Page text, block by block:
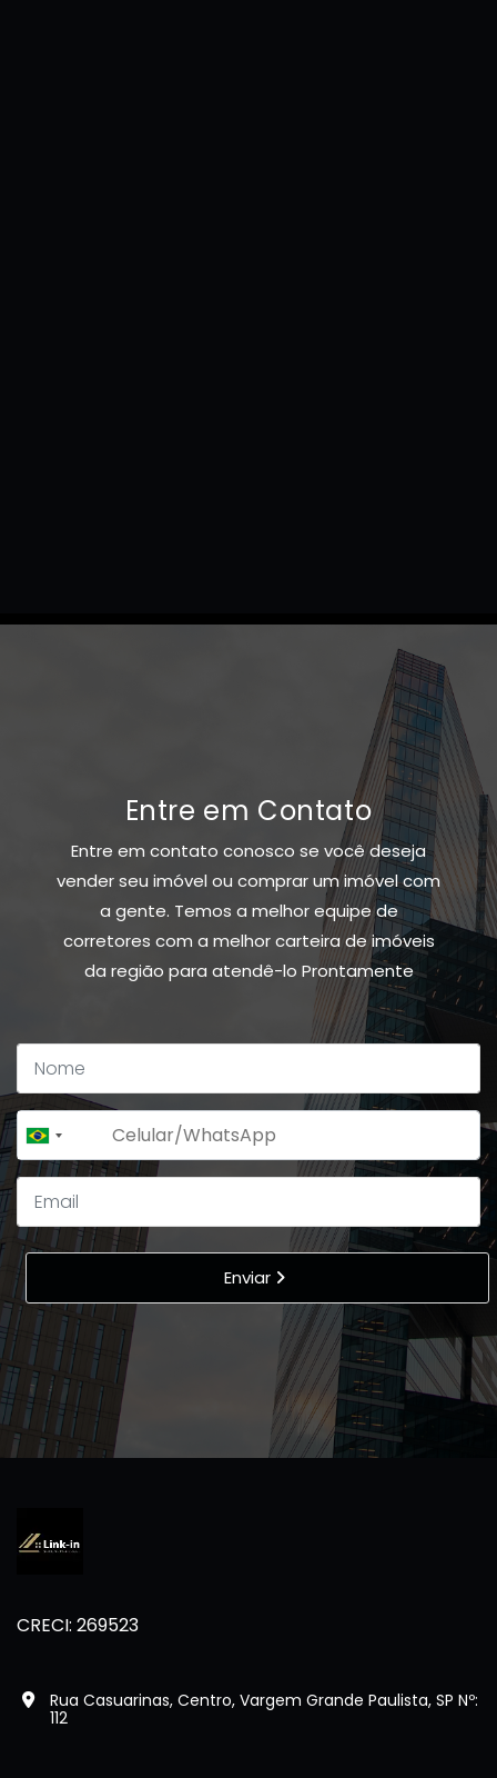
Entre em Contato
Entre em contato conosco se você deseja
vender seu imóvel ou comprar um imóvel com
a gente. Temos a melhor equipe de
corretores com a melhor carteira de imóveis
da região para atendê-lo Prontamente
Brazil
+55
Enviar
CRECI: 269523
Rua Casuarinas, Centro, Vargem Grande Paulista, SP Nº:
112